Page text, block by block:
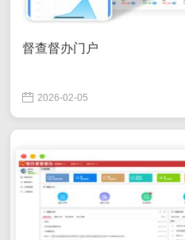
督查督办门户
2026-02-05